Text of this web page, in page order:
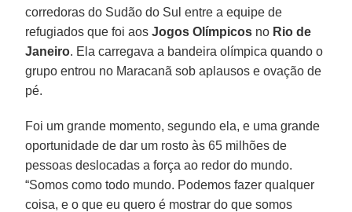
corredoras do Sudão do Sul entre a equipe de
refugiados que foi aosJogos Olímpicos no Rio de
Janeiro. Ela carregava a bandeira olímpica quando o
grupo entrou no Maracanã sob aplausos e ovação de
pé.
Foi um grande momento, segundo ela, e uma grande
oportunidade de dar um rosto às 65 milhões de
pessoas deslocadas a força ao redor do mundo.
“Somos como todo mundo. Podemos fazer qualquer
coisa, e o que eu quero é mostrar do que somos